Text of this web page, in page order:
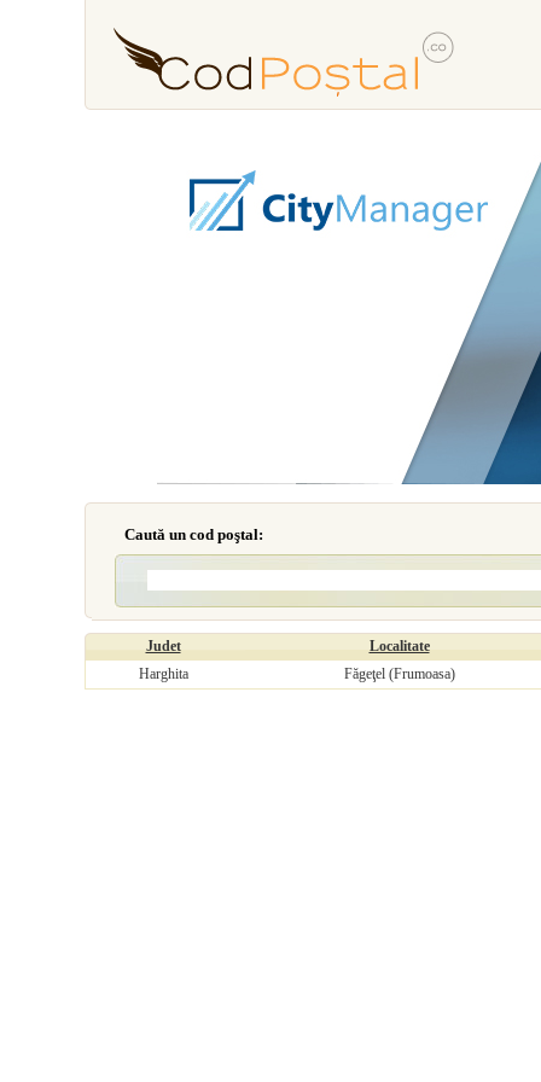
Caută un cod poştal:
Judet
Localitate
Harghita
Făgeţel (Frumoasa)